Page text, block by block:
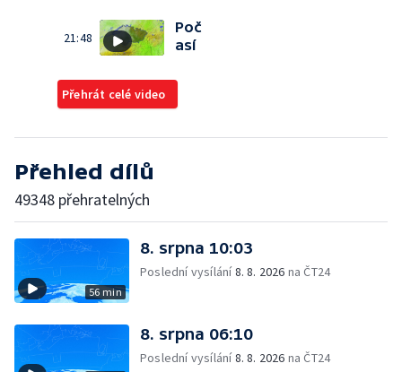
21:48
Poč
así
Přehrát celé video
Přehled dílů
49348 přehratelných
56 min
8. srpna 10:03
Poslední vysílání8. 8. 2026 na ČT24
8. srpna 06:10
Poslední vysílání8. 8. 2026 na ČT24